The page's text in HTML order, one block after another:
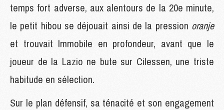
temps fort adverse, aux alentours de la 20e minute,
le petit hibou se déjouait ainsi de la pression oranje
et trouvait Immobile en profondeur, avant que le
joueur de la Lazio ne bute sur Cilessen, une triste
habitude en sélection.
Sur le plan défensif, sa ténacité et son engagement